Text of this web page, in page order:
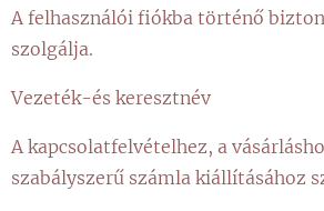
A felhasználói fiókba történő
szolgálja.
Vezeték-és keresztnév
A kapcsolatfelvételhez, a
szabályszerű számla kiállításához